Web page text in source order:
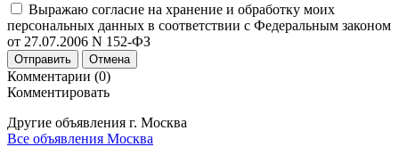
Выражаю согласие на хранение и обработку моих
персональных данных в соответствии с Федеральным законом
от 27.07.2006 N 152-ФЗ
Отправить Отмена
Комментарии (0)
Комментировать
Другие объявления г. Москва
Все объявления Москва